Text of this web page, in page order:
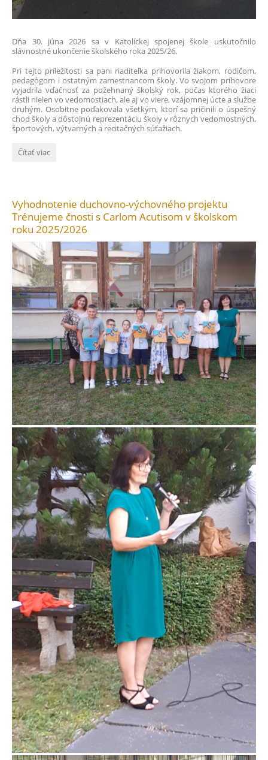
Dňa 30. júna 2026 sa v Katolíckej spojenej škole uskutočnilo
slávnostné ukončenie školského roka 2025/26.
Pri tejto príležitosti sa pani riaditeľka prihovorila žiakom, rodičom,
pedagógom i ostatným zamestnancom školy. Vo svojom príhovore
vyjadrila vďačnosť za požehnaný školský rok, počas ktorého žiaci
rástli nielen vo vedomostiach, ale aj vo viere, vzájomnej úcte a službe
druhým. Osobitne poďakovala všetkým, ktorí sa pričinili o úspešný
chod školy a dôstojnú reprezentáciu školy v rôznych vedomostných,
športových, výtvarných a recitačných súťažiach.
Slávnostné
Čítať viac
Vyhodnotenie duchovno-výchovného projektu
Trénujeme čnosti s Carlom Acutisom v školskom
roku 2025/2026